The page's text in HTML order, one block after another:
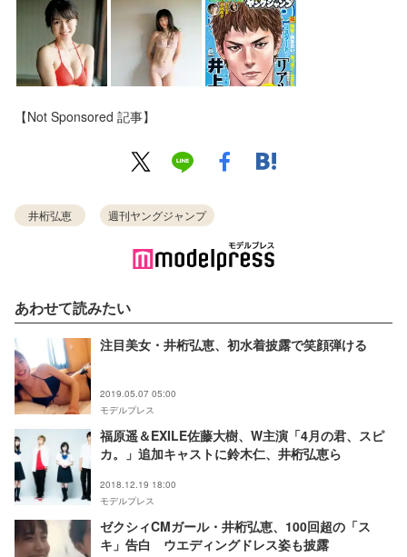
【Not Sponsored 記事】
井桁弘恵 週刊ヤングジャンプ
あわせて読みたい
注目美女・井桁弘恵、初水着披露で笑顔弾ける
2019.05.07 05:00
モデルプレス
福原遥＆EXILE佐藤大樹、W主演「4月の君、スピ
カ。」追加キャストに鈴木仁、井桁弘恵ら
2018.12.19 18:00
モデルプレス
ゼクシィCMガール・井桁弘恵、100回超の「ス
キ」告白 ウエディングドレス姿も披露